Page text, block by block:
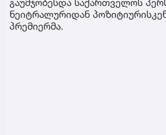
ნეიტრალურიდან
პრემიერმა.